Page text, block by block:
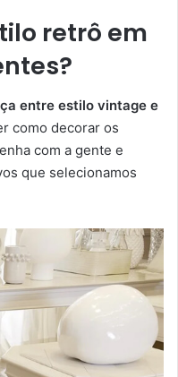
retrô em
entre estilo vintage e
como decorar os
com a gente e
que selecionamos